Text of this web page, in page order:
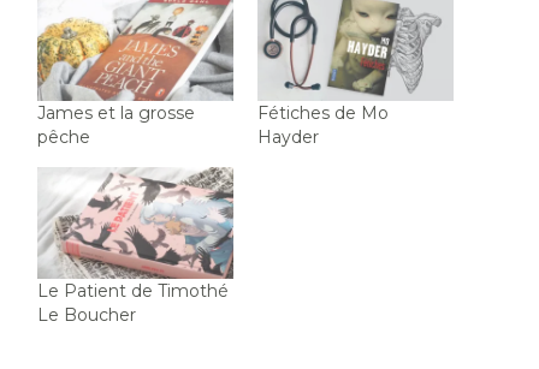
James et la grosse
pêche
Fétiches de Mo
Hayder
Le Patient de Timothé
Le Boucher